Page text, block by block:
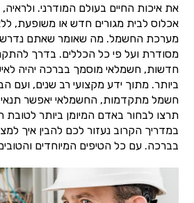
את איכות החיים בעולם המודרני.
אכלוס לבית מגורים חדש או משופעת,
מערכת החשמל. מה שאומר שאתם
מסודרת ועל פי כל הכללים. בדרך
חדשות, חשמלאי מוסמך בברכה יהיה
ביותר. מתוך ידע מקצועי רב שנים, ועם
חשמל מתקדמות, החשמלאי יאפשר תנאי
תרצו לבחור באדם המיומן ביותר
במדריך הקרוב נעזור לכם להבין איך
בברכה. עם כל הטיפים המיוחדים